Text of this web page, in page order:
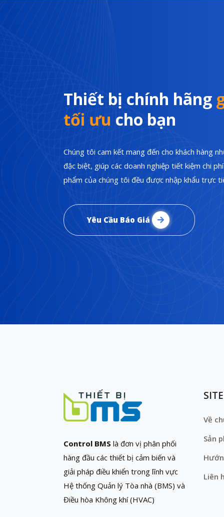
Thiết bị chính hãng
tối ưu cho bạn
Chúng tôi cam kết mang đến cho khách hàng
đặc biệt, giúp các doanh nghiệp tiết kiệm chi
phẩm của chúng tôi đều được nhập khẩu trực
Yêu Cầu Báo Giá
Control BMS là đơn vị phân phối
hàng đầu các thiết bị cảm biến và
giải pháp điều khiển trong lĩnh vực
Hệ thống Quản lý Tòa nhà (BMS) và
Điều hòa Không khí (HVAC)
Về
Sản
Liên